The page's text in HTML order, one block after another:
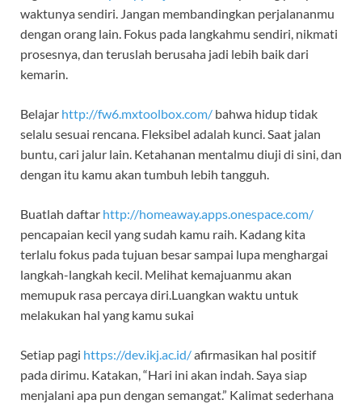
waktunya sendiri. Jangan membandingkan perjalananmu
dengan orang lain. Fokus pada langkahmu sendiri, nikmati
prosesnya, dan teruslah berusaha jadi lebih baik dari
kemarin.
Belajar http://fw6.mxtoolbox.com/ bahwa hidup tidak
selalu sesuai rencana. Fleksibel adalah kunci. Saat jalan
buntu, cari jalur lain. Ketahanan mentalmu diuji di sini, dan
dengan itu kamu akan tumbuh lebih tangguh.
Buatlah daftar http://homeaway.apps.onespace.com/
pencapaian kecil yang sudah kamu raih. Kadang kita
terlalu fokus pada tujuan besar sampai lupa menghargai
langkah-langkah kecil. Melihat kemajuanmu akan
memupuk rasa percaya diri.Luangkan waktu untuk
melakukan hal yang kamu sukai
Setiap pagi https://dev.ikj.ac.id/afirmasikan hal positif
pada dirimu. Katakan, “Hari ini akan indah. Saya siap
menjalani apa pun dengan semangat.” Kalimat sederhana